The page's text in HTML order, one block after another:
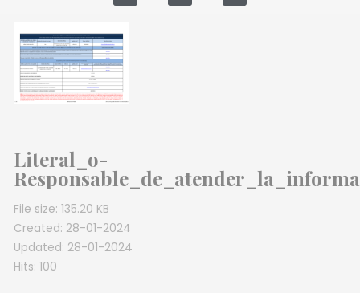
Literal_o-
File size: 135.20 KB
Created: 28-01-2024
Updated: 28-01-2024
Hits: 100